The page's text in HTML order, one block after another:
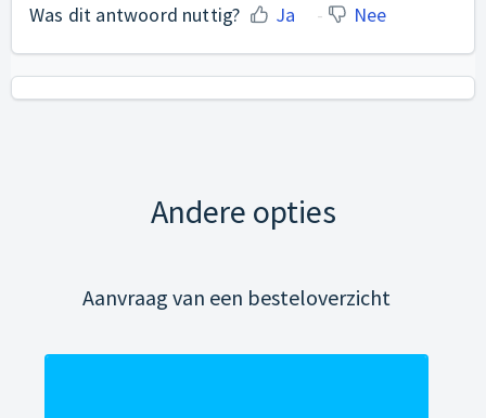
Was dit antwoord nuttig? Ja Nee
Andere opties
Aanvraag van een besteloverzicht